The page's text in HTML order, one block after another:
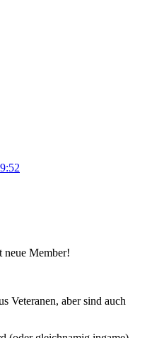
Member!
Veteranen, aber sind auch